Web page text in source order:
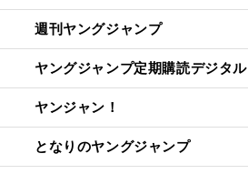
週刊ヤングジャンプ
ヤングジャンプ定期購読デジタル
ヤンジャン！
となりのヤングジャンプ